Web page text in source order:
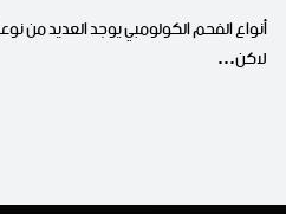
أنواع الفحم الكولومبي يوجد العديد من
لاكن…